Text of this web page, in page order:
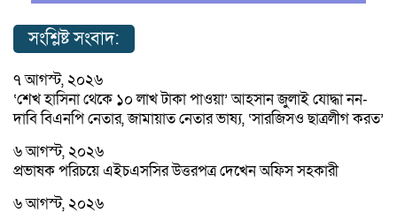
সংশ্লিষ্ট সংবাদ:
৭ আগস্ট, ২০২৬
‘শেখ হাসিনা থেকে ১০ লাখ টাকা পাওয়া’ আহসান জুলাই যোদ্ধা নন-
দাবি বিএনপি নেতার, জামায়াত নেতার ভাষ্য, ‘সারজিসও ছাত্রলীগ করত’
৬ আগস্ট, ২০২৬
প্রভাষক পরিচয়ে এইচএসসির উত্তরপত্র দেখেন অফিস সহকারী
৬ আগস্ট, ২০২৬